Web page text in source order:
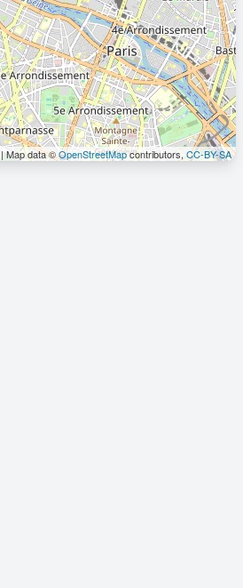
| Map data ©OpenStreetMapcontributors, CC-BY-SA